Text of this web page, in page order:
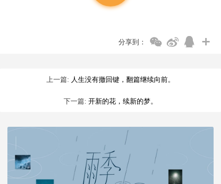
分享到：
上一篇: 人生没有撤回键，翻篇继续向前。
下一篇: 开新的花，续新的梦。